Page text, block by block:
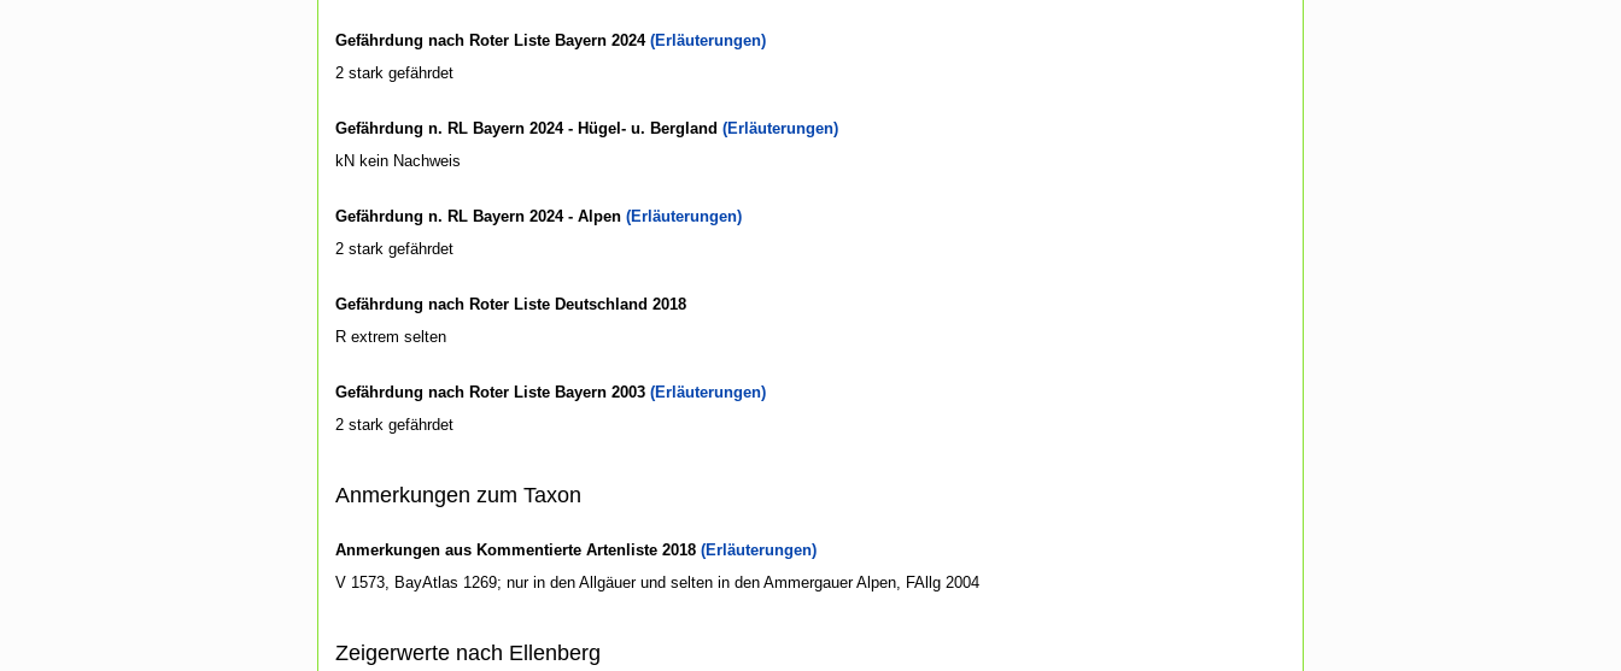
Gefährdung nach Roter Liste Bayern 2024 (Erläuterungen)
2 stark gefährdet
Gefährdung n. RL Bayern 2024 - Hügel- u. Bergland (Erläuterungen)
kN kein Nachweis
Gefährdung n. RL Bayern 2024 - Alpen (Erläuterungen)
2 stark gefährdet
Gefährdung nach Roter Liste Deutschland 2018
R extrem selten
Gefährdung nach Roter Liste Bayern 2003 (Erläuterungen)
2 stark gefährdet
Anmerkungen zum Taxon
Anmerkungen aus Kommentierte Artenliste 2018 (Erläuterungen)
V 1573, BayAtlas 1269; nur in den Allgäuer und selten in den Ammergauer Alpen, FAllg 2004
Zeigerwerte nach Ellenberg